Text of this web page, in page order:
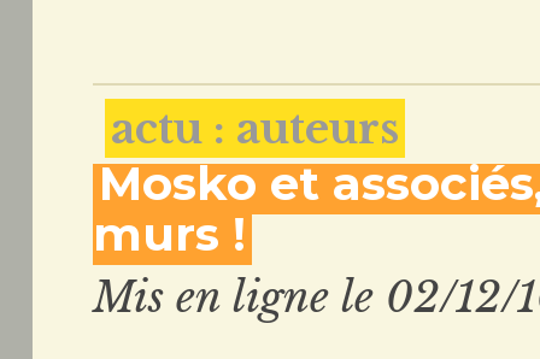
actu : auteurs
Mosko et
murs !
Mis en ligne le 02/12/